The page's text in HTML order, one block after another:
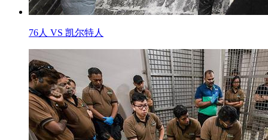
76人 VS 凯尔特人